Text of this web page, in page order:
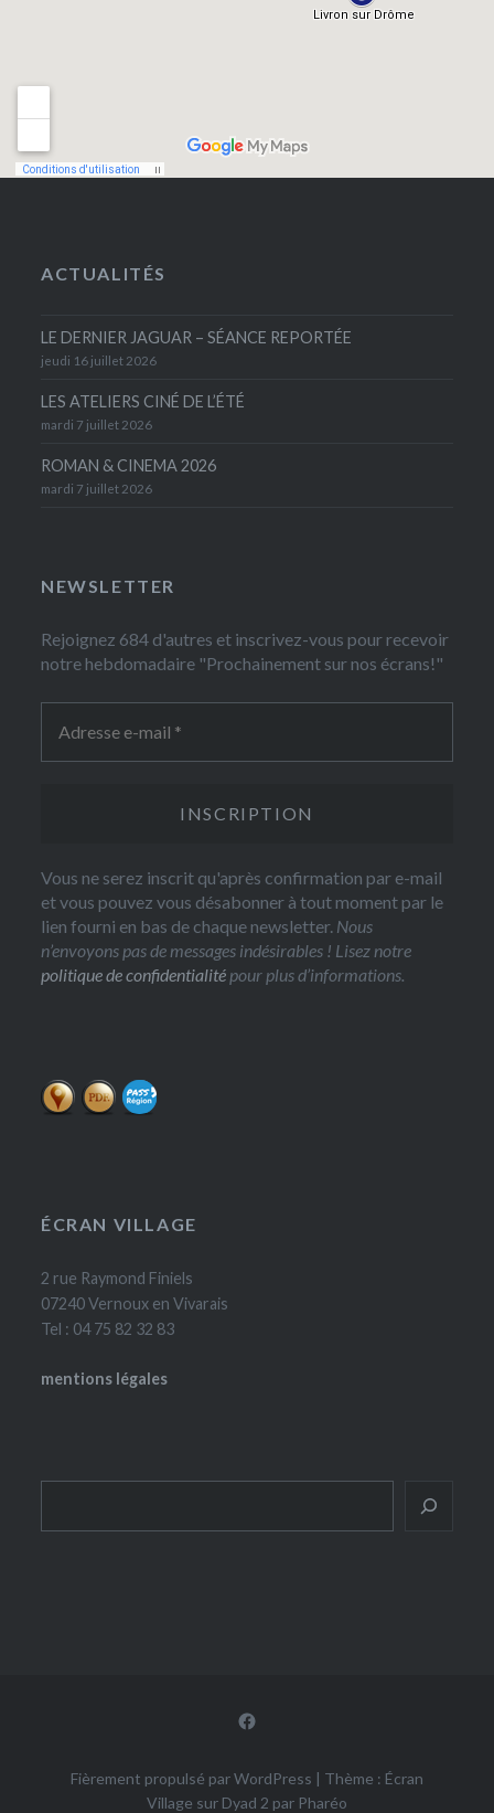
ACTUALITÉS
LE DERNIER JAGUAR – SÉANCE REPORTÉE
jeudi 16 juillet 2026
LES ATELIERS CINÉ DE L’ÉTÉ
mardi 7 juillet 2026
ROMAN & CINEMA 2026
mardi 7 juillet 2026
NEWSLETTER
Rejoignez 684 d'autres et inscrivez-vous pour recevoir
notre hebdomadaire "Prochainement sur nos écrans!"
Vous ne serez inscrit qu'après confirmation par e-mail
et vous pouvez vous désabonner à tout moment par le
lien fourni en bas de chaque newsletter. Nous
n’envoyons pas de messages indésirables ! Lisez notre
politique de confidentialité pour plus d’informations.
ÉCRAN VILLAGE
2 rue Raymond Finiels
07240 Vernoux en Vivarais
Tel : 04 75 82 32 83
mentions légales
Facebook
Fièrement propulsé par WordPress | Thème : Écran
Village sur Dyad 2 par Pharéo